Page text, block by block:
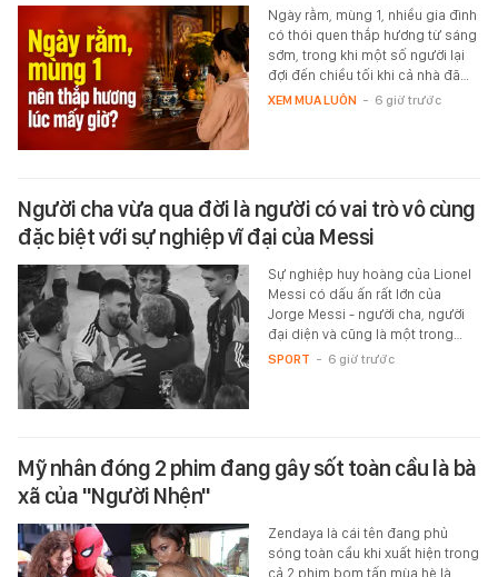
Ngày rằm, mùng 1, nhiều gia đình
có thói quen thắp hương từ sáng
sớm, trong khi một số người lại
đợi đến chiều tối khi cả nhà đã…
XEM MUA LUÔN - 6 giờ trước
Người cha vừa qua đời là người có vai trò vô cùng
đặc biệt với sự nghiệp vĩ đại của Messi
Sự nghiệp huy hoàng của Lionel
Messi có dấu ấn rất lớn của
Jorge Messi - người cha, người
đại diện và cũng là một trong…
SPORT - 6 giờ trước
Mỹ nhân đóng 2 phim đang gây sốt toàn cầu là bà
xã của "Người Nhện"
Zendaya là cái tên đang phủ
sóng toàn cầu khi xuất hiện trong
cả 2 phim bom tấn mùa hè là